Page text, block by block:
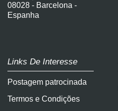
08028 - Barcelona -
Espanha
Links De Interesse
Postagem patrocinada
Termos e Condições